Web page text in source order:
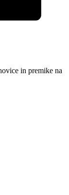
in premike na